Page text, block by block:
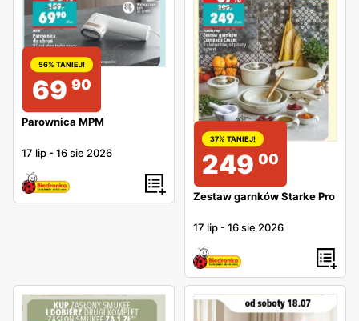
56% TANIEJ!
69 90
Parownica MPM
17 lip -16 sie 2026
37% TANIEJ!
249 00
Zestaw garnków Starke Pro
17 lip -16 sie 2026